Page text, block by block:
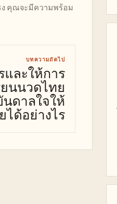
คุณจะมีความพร้อม
บทความถัดไป
ละให้การ
นนวดไทย
นดาลใจให้
ด้อย่างไร